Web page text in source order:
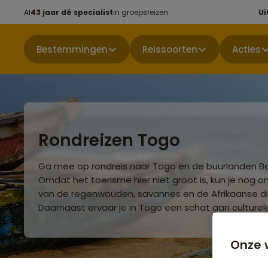
Al43 jaar dé specialistin groepsreizen
Bestemmingen Reissoorten Acties
Rondreizen Togo
Ga mee op rondreis naar Togo en de buurlanden
Omdat het toerisme hier niet groot is, kun je nog
van de regenwouden, savannes en de Afrikaanse
Daarnaast ervaar je in Togo een schat aan
Onze